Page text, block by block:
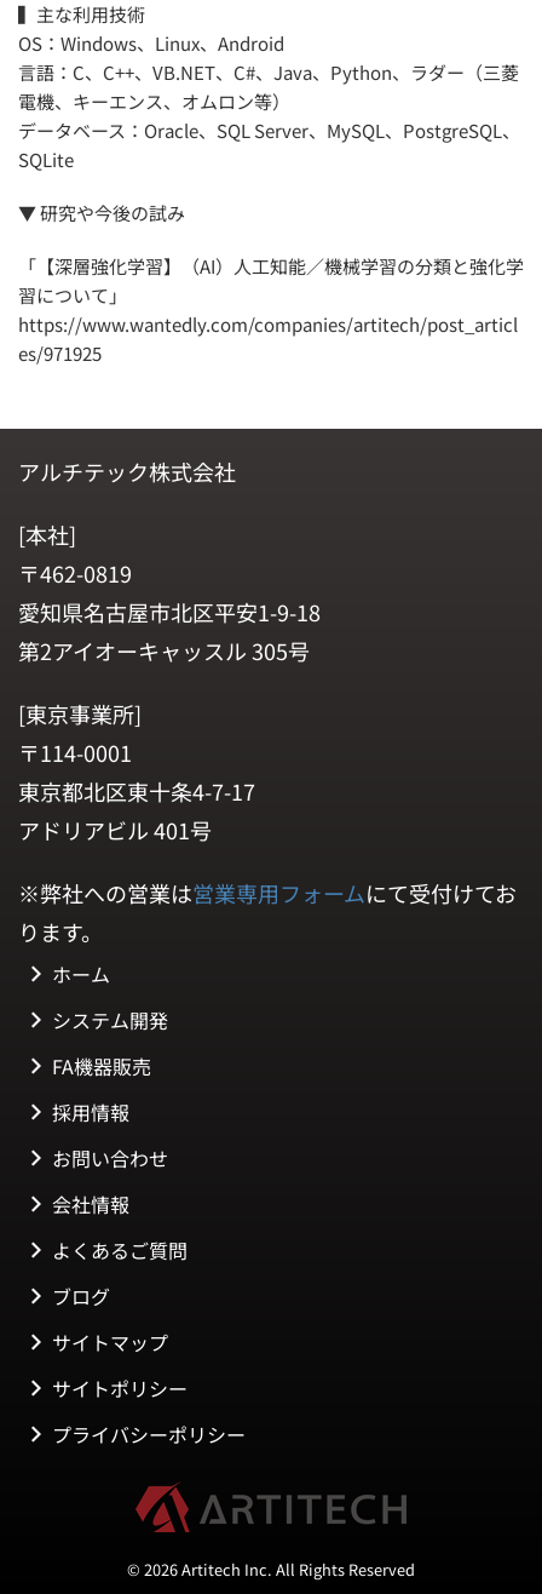
▍主な利用技術
OS：Windows、Linux、Android
言語：C、C++、VB.NET、C#、Java、Python、ラダー（三菱
電機、キーエンス、オムロン等）
データベース：Oracle、SQL Server、MySQL、PostgreSQL、
SQLite
▼ 研究や今後の試み
「【深層強化学習】（AI）人工知能／機械学習の分類と強化学
習について」
https://www.wantedly.com/companies/artitech/post_articl
es/971925
アルチテック株式会社
[本社]
〒462-0819
愛知県名古屋市北区平安1-9-18
第2アイオーキャッスル 305号
[東京事業所]
〒114-0001
東京都北区東十条4-7-17
アドリアビル 401号
※弊社への営業は営業専用フォームにて受付けてお
ります。
ホーム
システム開発
FA機器販売
採用情報
お問い合わせ
会社情報
よくあるご質問
ブログ
サイトマップ
サイトポリシー
プライバシーポリシー
© 2026 Artitech Inc. All Rights Reserved